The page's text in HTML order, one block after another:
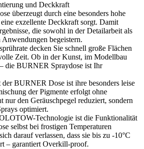
und Deckkraft
überzeugt durch eine besonders hohe
exzellente Deckkraft sorgt. Damit
die sowohl in der Detailarbeit als
begeistern.
decken Sie schnell große Flächen
Zeit. Ob in der Kunst, im Modellbau
die BURNER Spraydose ist Ihr
BURNER Dose ist ihre besonders leise
der Pigmente erfolgt ohne
nur den Geräuschpegel reduziert, sondern
optimiert.
Technologie ist die Funktionalität
selbst bei frostigen Temperaturen
darauf verlassen, dass sie bis zu -10°C
– garantiert Overkill-proof.